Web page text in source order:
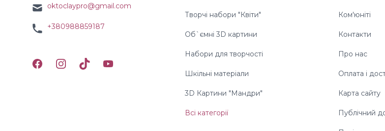
oktoclaypro@gmail.com
+380988859187
FacebookInstagramTikTokYouTube
Творчі набори "Квіти"
Об`ємні 3D картини
Набори для творчості
Шкільні матеріали
3D Картини "Мандри"
Всі категорії
Ком'юніті
Контакти
Про нас
Оплата і
Карта сайту
Публічний